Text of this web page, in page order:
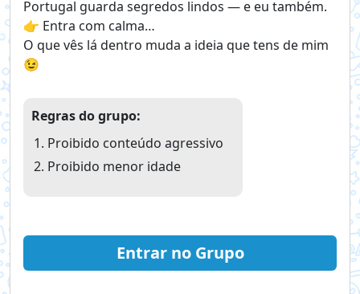
Portugal guarda segredos lindos — e eu também.
👉 Entra com calma…
O que vês lá dentro muda a ideia que tens de mim
😉
Regras do grupo:
Proibido conteúdo agressivo
Proibido menor idade
Entrar no Grupo